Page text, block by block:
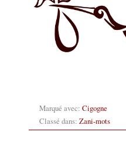
Marqué avec: Cigogne
Classé dans: Zani-mots